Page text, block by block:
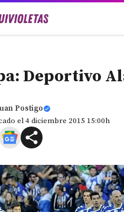
Deportivo
Postigo
el 4 diciembre 2015 15:00h